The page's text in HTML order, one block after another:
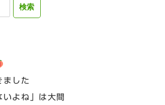
ました
いよね」は大間